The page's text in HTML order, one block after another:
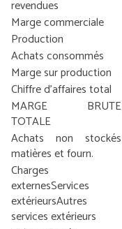
revendues
Marge commerciale
Production
Achats consommés
Marge sur production
Chiffre d’affaires total
MARGE BRUTE
TOTALE
Achats non stockés
matières et fourn.
Charges
externesServices
extérieursAutres
services extérieurs